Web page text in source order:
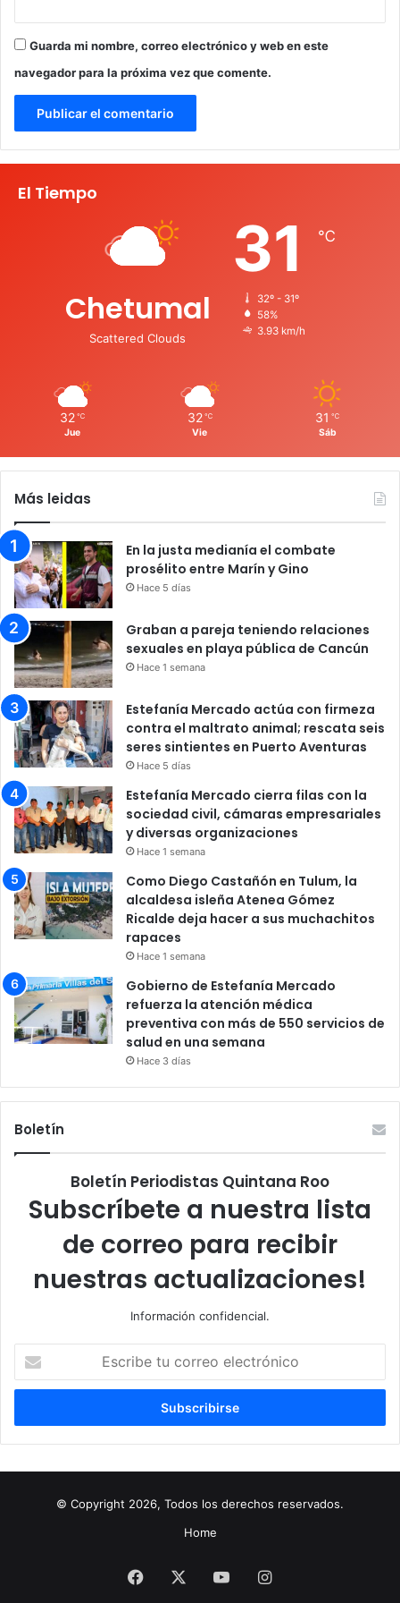
Guarda mi nombre, correo electrónico y web en este
navegador para la próxima vez que comente.
El Tiempo
Chetumal
Scattered Clouds
31 ℃
32º - 31º
58%
3.93 km/h
32 ℃
Jue
32 ℃
Vie
31 ℃
Sáb
Más leidas
En la justa medianía el combate
prosélito entre Marín y Gino
Hace 5 días
Graban a pareja teniendo relaciones
sexuales en playa pública de Cancún
Hace 1 semana
Estefanía Mercado actúa con firmeza
contra el maltrato animal; rescata seis
seres sintientes en Puerto Aventuras
Hace 5 días
Estefanía Mercado cierra filas con la
sociedad civil, cámaras empresariales
y diversas organizaciones
Hace 1 semana
Como Diego Castañón en Tulum, la
alcaldesa isleña Atenea Gómez
Ricalde deja hacer a sus muchachitos
rapaces
Hace 1 semana
Gobierno de Estefanía Mercado
refuerza la atención médica
preventiva con más de 550 servicios de
salud en una semana
Hace 3 días
Boletín
Boletín Periodistas Quintana Roo
Subscríbete a nuestra lista
de correo para recibir
nuestras actualizaciones!
Información confidencial.
correo
© Copyright 2026, Todos los derechos reservados.
Home
Facebook YouTubeInstagram